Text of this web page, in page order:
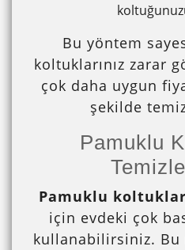
Bu yöntem
koltuklarınız zarar
çok daha uygun
şekilde
Pamuklu
Pamuklu
için evdeki çok
kullanabilirsiniz. Bu